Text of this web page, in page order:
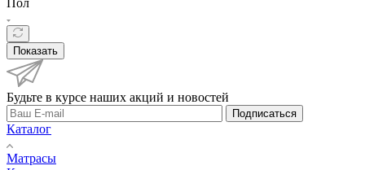
Показать
Будьте в курсе наших акций и новостей
Подписаться
Каталог
Матрасы